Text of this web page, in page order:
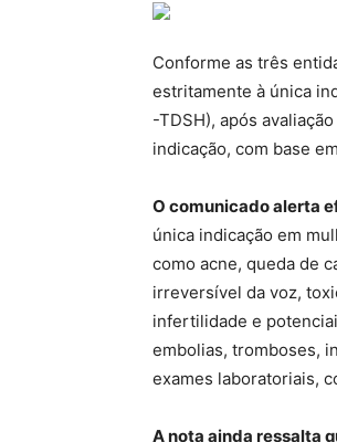
Conforme as três
estritamente à única
-TDSH), após
indicação, com base
O comunicado alerta
única indicação em
como acne, queda de
irreversível da voz,
infertilidade e
embolias, tromboses,
exames laboratoriais,
A nota ainda ressalta